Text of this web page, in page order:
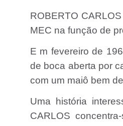
ROBERTO
MEC na função de
E m fevereiro de
de boca aberta por
com um maiô bem
Uma história
CARLOS